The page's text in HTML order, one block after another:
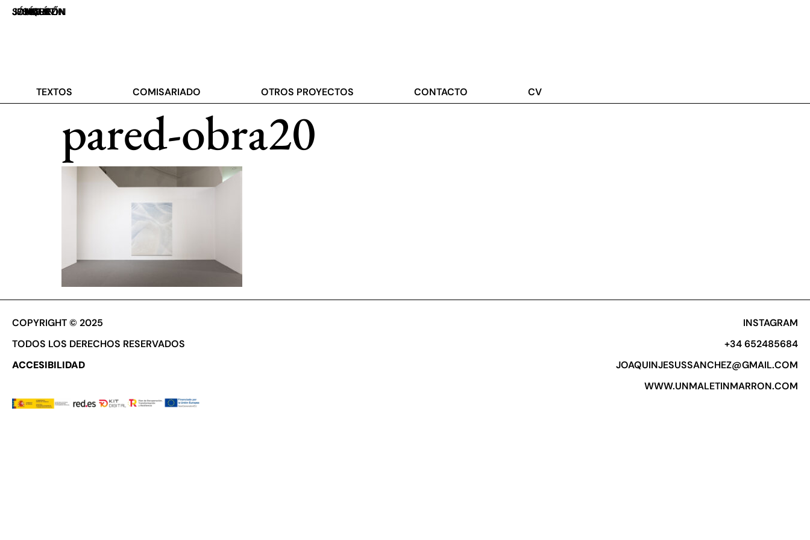
JOAQUÍN JESÚS SÁNCHEZ
UN MALETÍN MARRÓN
TEXTOS COMISARIADO OTROS PROYECTOS CONTACTO CV
pared-obra20
COPYRIGHT © 2025
TODOS LOS DERECHOS RESERVADOS
ACCESIBILIDAD
INSTAGRAM
+34 652485684​
JOAQUINJESUSSANCHEZ@GMAIL.COM
WWW.UNMALETINMARRON.COM​